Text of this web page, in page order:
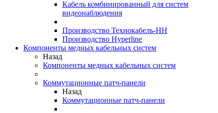
Кабель комбинированный для систем
видеонаблюдения
Производство Технокабель-НН
Производство Hyperline
Компоненты медных кабельных систем
Назад
Компоненты медных кабельных систем
Коммутационные патч-панели
Назад
Коммутационные патч-панели